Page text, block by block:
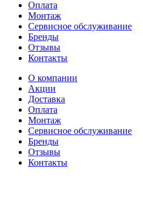
Оплата
Монтаж
Сервисное обслуживание
Бренды
Отзывы
Контакты
О компании
Акции
Доставка
Оплата
Монтаж
Сервисное обслуживание
Бренды
Отзывы
Контакты